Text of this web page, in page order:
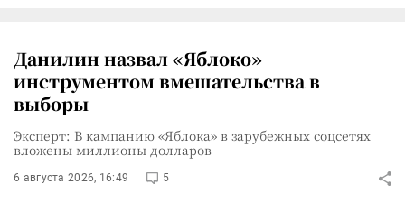
Данилин назвал «Яблоко»
инструментом вмешательства в
выборы
Эксперт: В кампанию «Яблока» в зарубежных соцсетях
вложены миллионы долларов
6 августа 2026, 16:49 5